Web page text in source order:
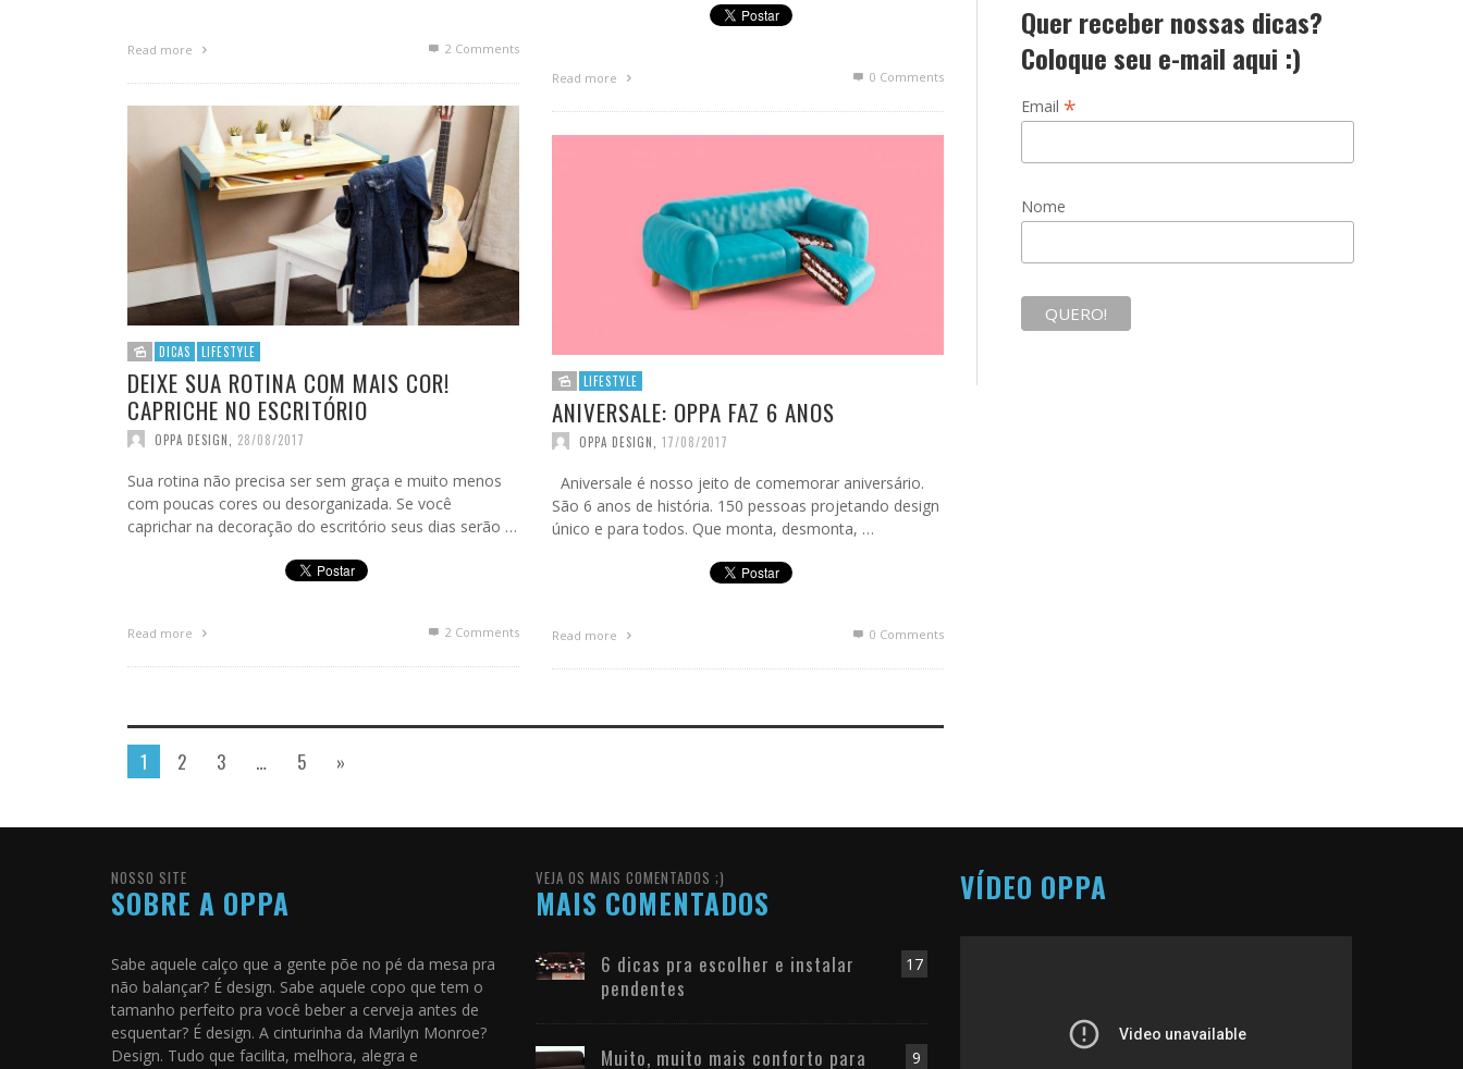
Read more 2 Comments
Read more 0 Comments
DICAS LIFESTYLE
DEIXE SUA ROTINA COM MAIS COR!
CAPRICHE NO ESCRITÓRIO
OPPA DESIGN 28/08/2017
Sua rotina não precisa ser sem graça e muito menos
com poucas cores ou desorganizada. Se você
caprichar na decoração do escritório seus dias serão …
Read more 2 Comments
LIFESTYLE
ANIVERSALE: OPPA FAZ 6 ANOS
OPPA DESIGN 17/08/2017
Aniversale é nosso jeito de comemorar aniversário.
São 6 anos de história. 150 pessoas projetando design
único e para todos. Que monta, desmonta, …
Read more 0 Comments
1 2 3 … 5 »
Quer receber nossas dicas?
Coloque seu e-mail aqui :)
Email *
Nome
NOSSO SITE
SOBRE A OPPA
Sabe aquele calço que a gente põe no pé da mesa pra
não balançar? É design. Sabe aquele copo que tem o
tamanho perfeito pra você beber a cerveja antes de
esquentar? É design. A cinturinha da Marilyn Monroe?
Design. Tudo que facilita, melhora, alegra e
VEJA OS MAIS COMENTADOS ;)
MAIS COMENTADOS
17
6 dicas pra escolher e instalar
pendentes
9
Muito, muito mais conforto para
VÍDEO OPPA